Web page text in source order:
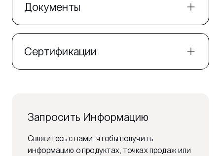
Документы
Сертификации
Запросить Информацию
Свяжитесь с нами, чтобы получить
информацию о продуктах, точках продаж или